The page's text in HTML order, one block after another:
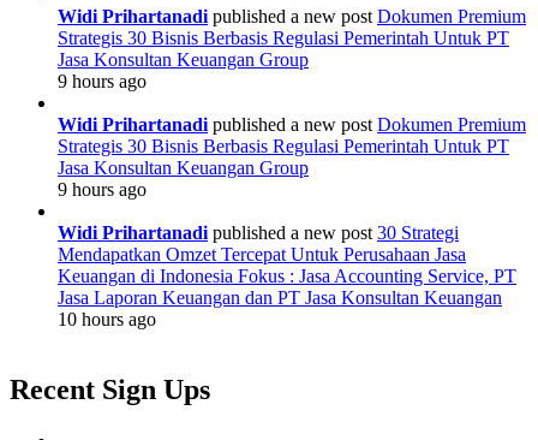
dan
BERKELANJUTAN
By
PT
Konsultan
Keuangan
Widi Prihartanadi published a new post Dokumen Premium
Strategis 30 Bisnis Berbasis Regulasi Pemerintah Untuk PT
Jasa Konsultan Keuangan Group
9 hours ago
Widi Prihartanadi published a new post Dokumen Premium
Strategis 30 Bisnis Berbasis Regulasi Pemerintah Untuk PT
Jasa Konsultan Keuangan Group
9 hours ago
Widi Prihartanadi published a new post 30 Strategi
Mendapatkan Omzet Tercepat Untuk Perusahaan Jasa
Keuangan di Indonesia Fokus : Jasa Accounting Service, PT
Jasa Laporan Keuangan dan PT Jasa Konsultan Keuangan
10 hours ago
Recent Sign Ups